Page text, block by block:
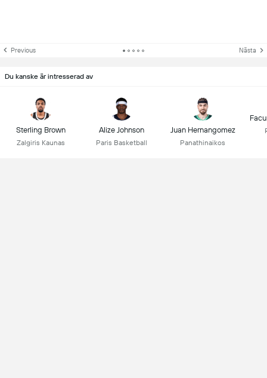
Previous Nästa
Du kanske är intresserad av
Sterling Brown
Zalgiris Kaunas
Alize Johnson
Paris Basketball
Juan Hernangomez
Panathinaikos